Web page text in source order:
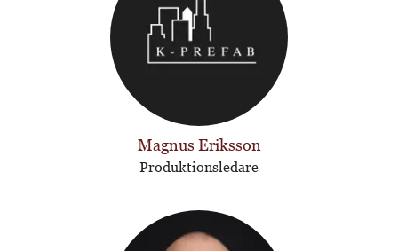
Magnus Eriksson
Produktionsledare